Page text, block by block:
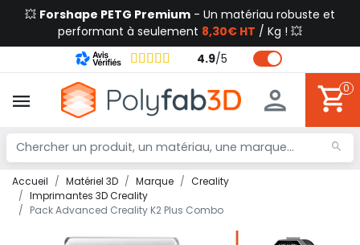
💥 Forshape PETG Premium - Un matériau robuste et
performant à seulement 8,30€ HT / Kg ! 💥
4.9/5
0
Accueil Matériel 3D Marque
Creality
Imprimantes 3D Creality
Pack Advanced Creality K2 Plus Combo